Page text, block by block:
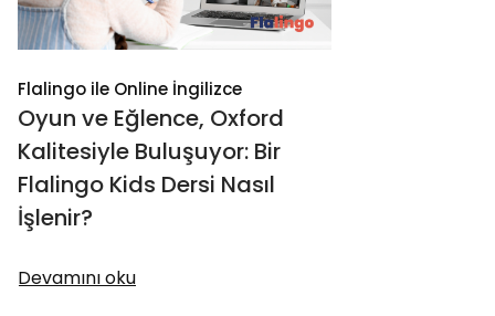
Flalingo ile Online İngilizce
Oyun ve Eğlence, Oxford
Kalitesiyle Buluşuyor: Bir
Flalingo Kids Dersi Nasıl
İşlenir?
Devamını oku